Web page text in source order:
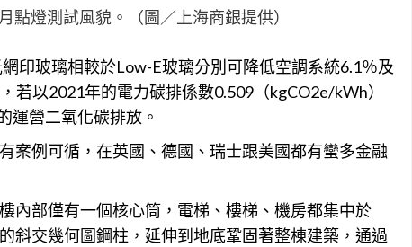
點燈測試風貌。（圖／上海商銀提供）
印玻璃相較於Low-E玻璃分別可降低空調系統6.1％及
若以2021年的電力碳排係數0.509（kgCO2e/kWh）
運營二氧化碳排放。
案例可循，在英國、德國、瑞士跟美國都有蠻多金融
內部僅有一個核心筒，電梯、樓梯、機房都集中於
斜交幾何圖鋼柱，延伸到地底鞏固著整棟建築，通過